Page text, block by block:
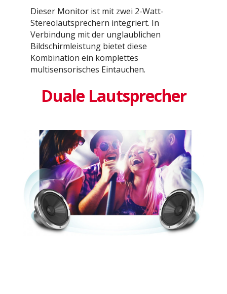
Dieser Monitor ist mit zwei 2-Watt-
Stereolautsprechern integriert. In
Verbindung mit der unglaublichen
Bildschirmleistung bietet diese
Kombination ein komplettes
multisensorisches Eintauchen.
Duale Lautsprecher